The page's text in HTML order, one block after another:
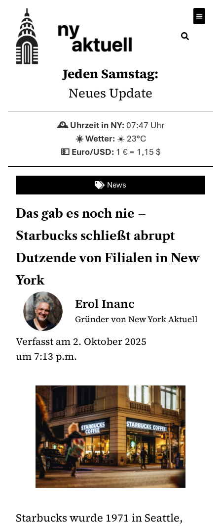
Jeden Samstag:
Neues Update
07:47 Uhr
☀️ 23°C
1 € = 1,15 $
News
Das gab es noch nie –
Starbucks schließt abrupt
Dutzende von Filialen in New
York
Erol Inanc
Gründer von New York Aktuell
Verfasst am 2. Oktober 2025
um 7:13 p.m.
Starbucks wurde 1971 in Seattle,